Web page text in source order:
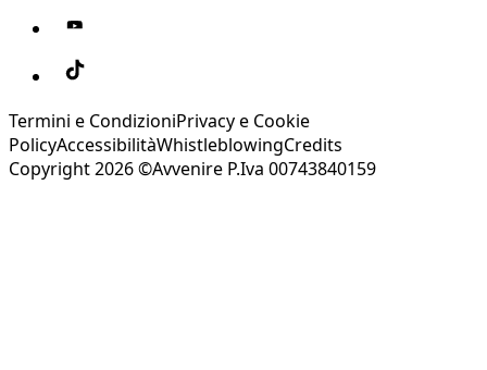
Termini e CondizioniPrivacy e Cookie
PolicyAccessibilitàWhistleblowingCredits
Copyright 2026 ©Avvenire P.Iva 00743840159